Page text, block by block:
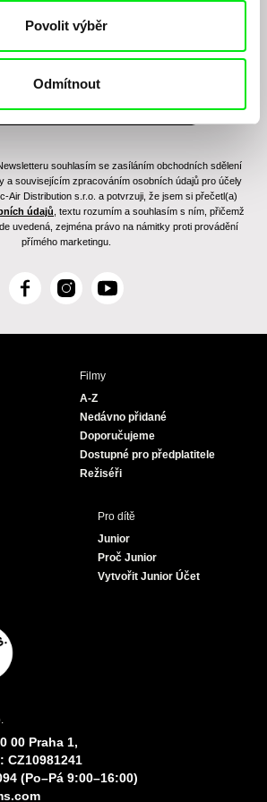
Povolit výběr
Odmítnout
souhlasím se zasíláním obchodních sdělení
a souvisejícím zpracováním osobních údajů pro účely
Air Distribution s.r.o. a potvrzuji, že jsem si přečetl(a)
údajů , textu rozumím a souhlasím s ním, přičemž
uvedená, zejména právo na námitky proti provádění
přímého marketingu.
F
c
I
s
Y
u
Filmy
A-Z
Nedávno přidané
Doporučujeme
Dostupné pro předplatitele
Režiséři
Pro dítě
Junior
Proč Junior
Vytvořit Junior Účet
00 Praha 1,
CZ10981241
(Po–Pá 9:00–16:00)